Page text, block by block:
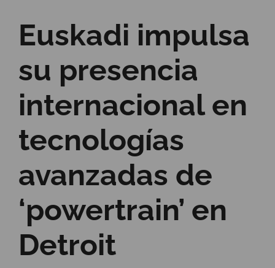
Euskadi impulsa
su presencia
internacional en
tecnologías
avanzadas de
‘powertrain’ en
Detroit